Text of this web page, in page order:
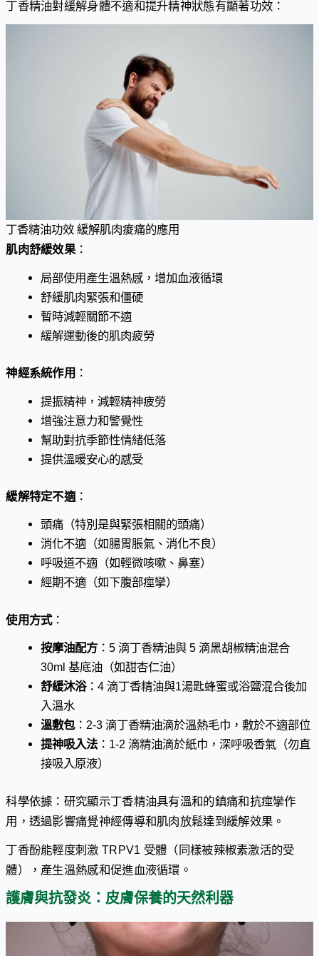
丁香精油對緩解身體不適和提升精神狀態有顯著功效：
丁香精油功效 緩解肌肉痠痛的應用
肌肉舒緩效果 ：
局部使用產生溫熱感，增加血液循環
舒緩肌肉緊張和僵硬
暫時減輕關節不適
緩解運動後的肌肉疲勞
神經系統作用 ：
提振精神，減輕精神疲勞
增強注意力和警覺性
幫助對抗季節性情緒低落
提供溫暖安心的感受
緩解特定不適：
頭痛（特別是與緊張相關的頭痛）
消化不適（如腸胃脹氣、消化不良）
呼吸道不適（如輕微咳嗽、鼻塞）
經期不適（如下腹部痙攣）
使用方式：
按摩油配方 ：5 滴丁香精油與 5 滴黑胡椒精油混合
30ml 基底油（如甜杏仁油）
舒緩沐浴：4 滴丁香精油與1湯匙蜂蜜或浴鹽混合後加
入溫水
溫敷包：2-3 滴丁香精油滴於溫熱毛巾，敷於不適部位
提神吸入法 ：1-2 滴精油滴於紙巾，深呼吸香氣（勿直
接吸入原液）
科學依據：研究顯示丁香精油具有溫和的鎮痛和抗痙攣作
用，透過影響痛覺神經傳導和肌肉放鬆達到緩解效果。
丁香酚能輕度刺激 TRPV1 受體（同樣被辣椒素激活的受
體），產生溫熱感和促進血液循環。
護膚與抗發炎：皮膚保養的天然利器